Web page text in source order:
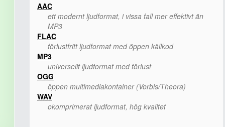
AAC
ett modernt ljudformat, i vissa fall mer effektivt än
MP3
FLAC
förlustfritt ljudformat med öppen källkod
MP3
universellt ljudformat med förlust
OGG
öppen multimediakontainer (Vorbis/Theora)
WAV
okomprimerat ljudformat, hög kvalitet